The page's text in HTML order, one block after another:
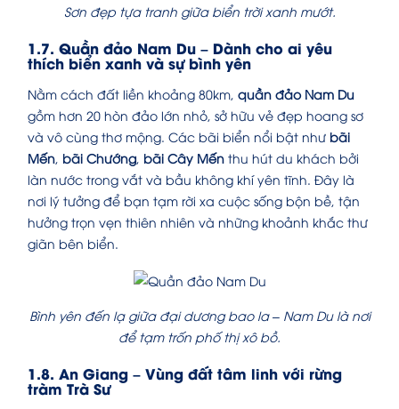
Sơn đẹp tựa tranh giữa biển trời xanh mướt.
1.7. Quần đảo Nam Du – Dành cho ai yêu
thích biển xanh và sự bình yên
Nằm cách đất liền khoảng 80km, quần đảo Nam Du
gồm hơn 20 hòn đảo lớn nhỏ, sở hữu vẻ đẹp hoang sơ
và vô cùng thơ mộng. Các bãi biển nổi bật như bãi
Mến, bãi Chướng, bãi Cây Mến thu hút du khách bởi
làn nước trong vắt và bầu không khí yên tĩnh. Đây là
nơi lý tưởng để bạn tạm rời xa cuộc sống bộn bề, tận
hưởng trọn vẹn thiên nhiên và những khoảnh khắc thư
giãn bên biển.
Bình yên đến lạ giữa đại dương bao la – Nam Du là nơi
để tạm trốn phố thị xô bồ.
1.8. An Giang – Vùng đất tâm linh với rừng
tràm Trà Sư